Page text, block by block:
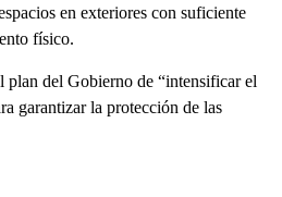
en exteriores con suficiente
físico.
plan del Gobierno de “intensificar el
garantizar la protección de las